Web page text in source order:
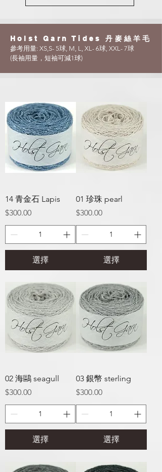
Holst Garn Tides 丹麥絲羊毛
參考用量: XS,S- 5球, M, L, XL- 6球, XXL- 7球
​(長袖用量，短袖可減1球)
14 青金石 Lapis
價格
$300.00
選擇
01 珍珠 pearl
價格
$300.00
選擇
02 海鷗 seagull
價格
$300.00
選擇
03 銀幣 sterling
價格
$300.00
選擇